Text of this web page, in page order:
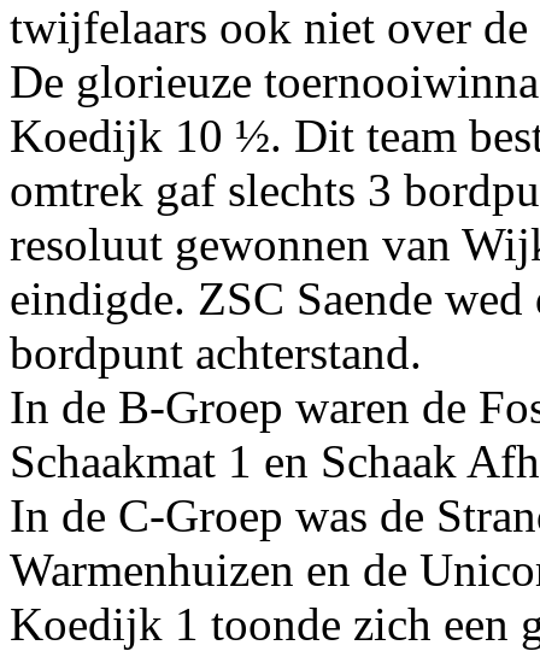
twijfelaars ook niet over de
De glorieuze
Koedijk 10 ½. Dit team
omtrek gaf slechts 3
resoluut gewonnen van
eindigde. ZSC Saende
bordpunt achterstand.
In de B-Groep waren de
Schaakmat 1 en Schaak
In de C-Groep was de
Warmenhuizen en de
Koedijk 1 toonde zich een